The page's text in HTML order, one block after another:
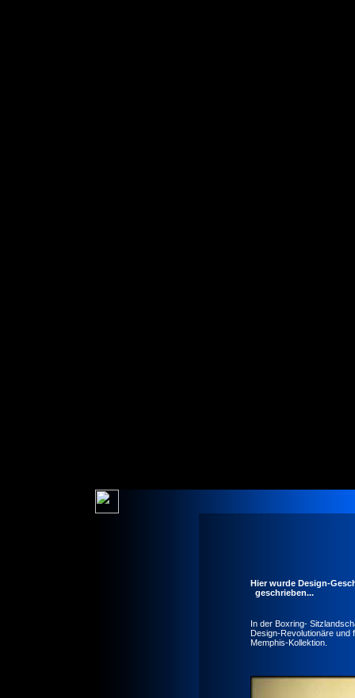
Hier wurde Design-
geschrieben...
In der Boxring-
Design-Revolutionäre und
Memphis-Kollektion.